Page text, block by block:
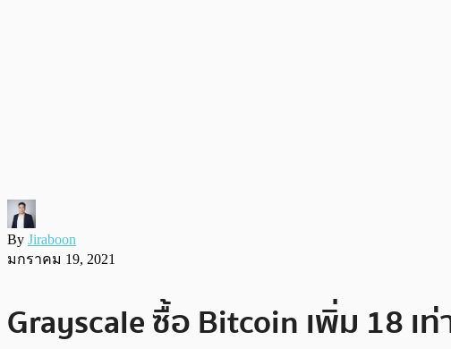
By Jiraboon
มกราคม 19, 2021
Grayscale ซื้อ Bitcoin เพิ่ม 18